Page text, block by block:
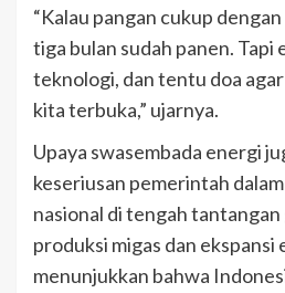
“Kalau pangan cukup
tiga bulan sudah panen.
teknologi, dan tentu doa
kita terbuka,” ujarnya.
Upaya swasembada energi
keseriusan pemerintah
nasional di tengah
produksi migas dan
menunjukkan bahwa